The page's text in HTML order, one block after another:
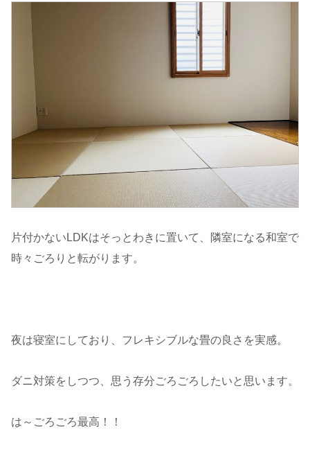
片付かないLDKはそっとわきに置いて、隣室になる和室で
時々ごろりと転がります。
夜は寝室にしており、フレキシブルな畳の良さを実感。
ダニ対策をしつつ、思う存分ごろごろしたいと思います。
は～ごろごろ最高！！